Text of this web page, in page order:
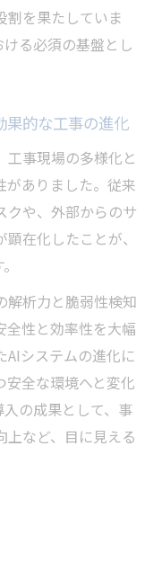
割を果たしていま
る必須の基盤とし
果的な工事の進化
工事現場の多様化と
がありました。従来
クや、外部からのサ
在化したことが、
解析力と脆弱性検知
全性と効率性を大幅
AIシステムの進化に
安全な環境へと変化
の成果として、事
など、目に見える